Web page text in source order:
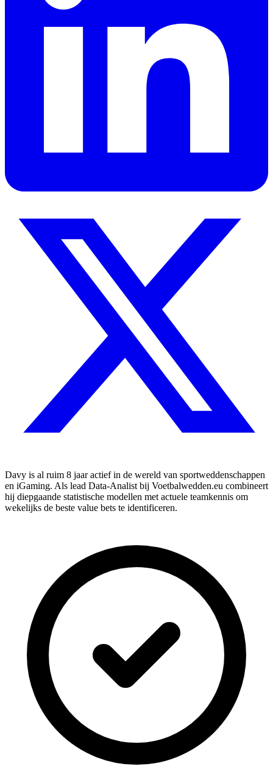
Davy is al ruim 8 jaar actief in de wereld van sportweddenschappen
en iGaming. Als lead Data-Analist bij Voetbalwedden.eu combineert
hij diepgaande statistische modellen met actuele teamkennis om
wekelijks de beste value bets te identificeren.